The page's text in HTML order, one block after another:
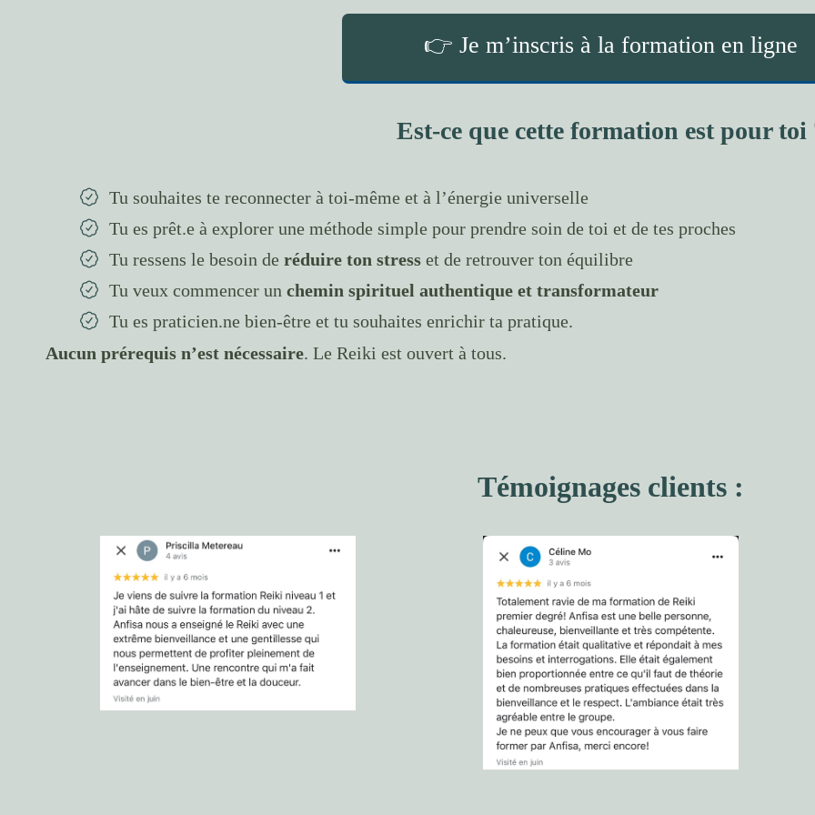
👉 Je m’inscris à la formation en ligne
Est-ce que cette formation est pour toi
Tu souhaites te reconnecter à toi-même et à l’énergie universelle
Tu es prêt.e à explorer une méthode simple pour prendre soin de toi et de tes proches
Tu ressens le besoin de réduire ton stress et de retrouver ton équilibre
Tu veux commencer un chemin spirituel authentique et transformateur
Tu es praticien.ne bien-être et tu souhaites enrichir ta pratique.
Aucun prérequis n’est nécessaire. Le Reiki est ouvert à tous.
Témoignages clients :